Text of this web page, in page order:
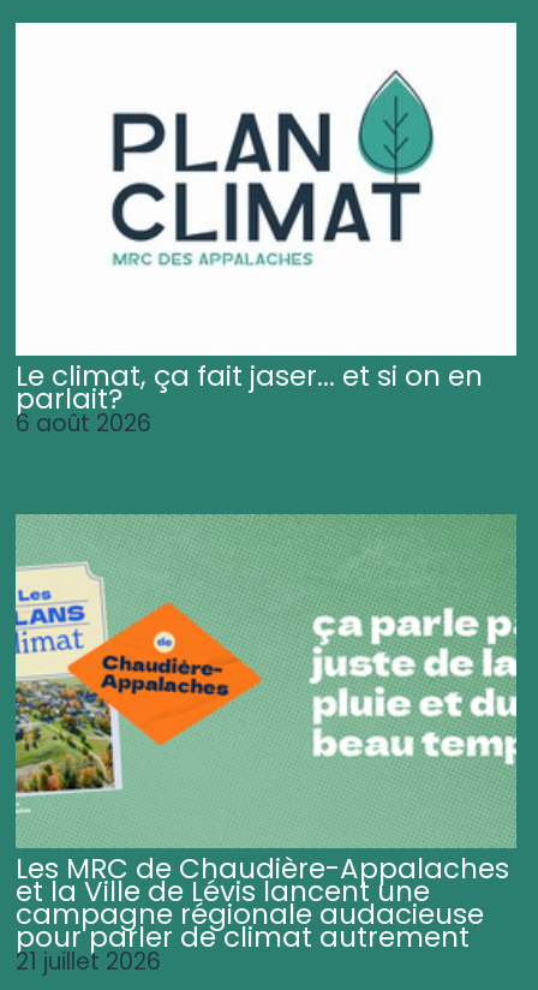
Le climat, ça fait jaser... et si on en
parlait?
6 août 2026
Les MRC de Chaudière-Appalaches
et la Ville de Lévis lancent une
campagne régionale audacieuse
pour parler de climat autrement
21 juillet 2026